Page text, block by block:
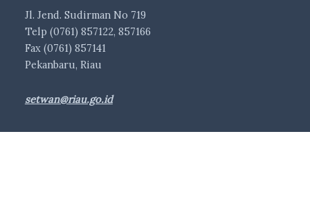
Jl. Jend. Sudirman No 719
Telp (0761) 857122, 857166
Fax (0761) 857141
Pekanbaru, Riau
setwan@riau.go.id